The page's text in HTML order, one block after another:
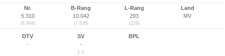
Nr.
5.310
(8.984)
B-Rang
10.042
(7.638)
L-Rang
293
(228)
Land
MV
DTV
-
SV
-
(-)
BPL